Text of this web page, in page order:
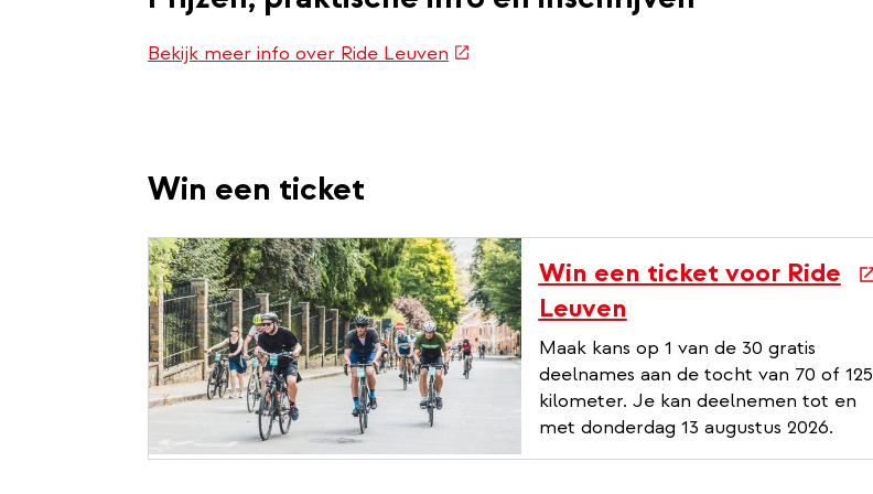
Bekijk meer info over Ride Leuven (externe
Win een ticket
Win een ticket voor Ride
Leuven
e
x
t
e
r
Maak kans op 1 van de 30 gratis
deelnames aan de tocht van 70 of 125
kilometer. Je kan deelnemen tot en
met donderdag 13 augustus 2026.